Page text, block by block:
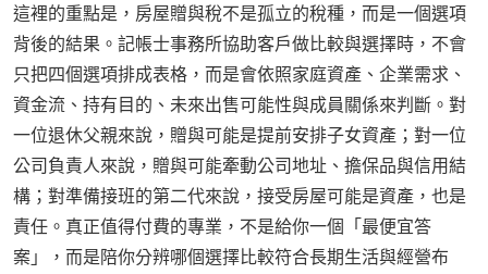
這裡的重點是，房屋贈與稅不是孤立的稅種，而是一個選項
背後的結果。記帳士事務所協助客戶做比較與選擇時，不會
只把四個選項排成表格，而是會依照家庭資產、企業需求、
資金流、持有目的、未來出售可能性與成員關係來判斷。對
一位退休父親來說，贈與可能是提前安排子女資產；對一位
公司負責人來說，贈與可能牽動公司地址、擔保品與信用結
構；對準備接班的第二代來說，接受房屋可能是資產，也是
責任。真正值得付費的專業，不是給你一個「最便宜答
案」，而是陪你分辨哪個選擇比較符合長期生活與經營布